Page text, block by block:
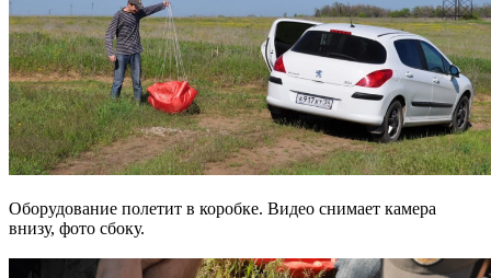
Оборудование полетит в коробке. Видео снимает камера
внизу, фото сбоку.